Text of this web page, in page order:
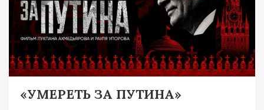
«УМЕРЕТЬ ЗА ПУТИНА»